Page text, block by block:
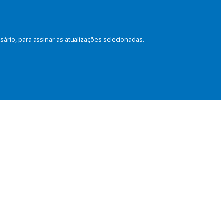
para assinar as atualizações selecionadas.